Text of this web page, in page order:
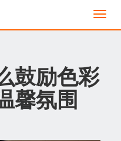
切
换
鼓励色彩
馨氛围